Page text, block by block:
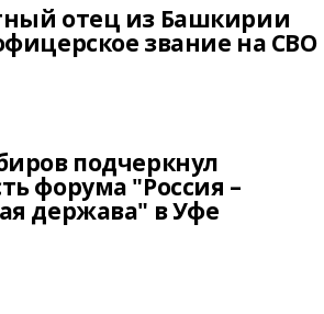
отец из Башкирии
звание на СВО
подчеркнул
форума "Россия –
держава" в Уфе